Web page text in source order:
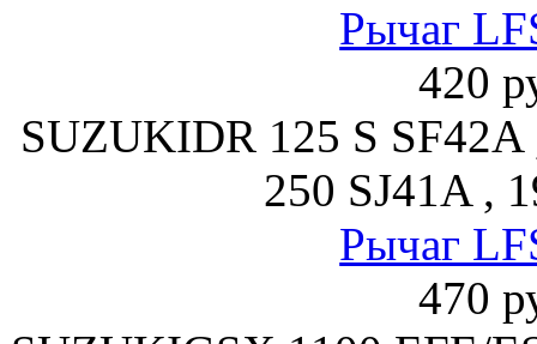
Рычаг
420
SUZUKIDR 125 S
250 SJ41A ,
Рычаг
470